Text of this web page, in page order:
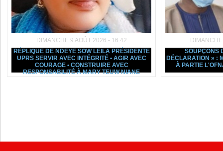
DIMANCHE 9 AOÛT 2026 - 16:42
RÉPLIQUE DE NDEYE SOW LEÏLA PRÉSIDENTE
UPRS SERVIR AVEC INTÉGRITÉ • AGIR AVEC
COURAGE • CONSTRUIRE AVEC
RESPONSABILITÉ À MARY TEUW NIANE
SOUPÇONS
DÉCLARATION » :
À PARTIE